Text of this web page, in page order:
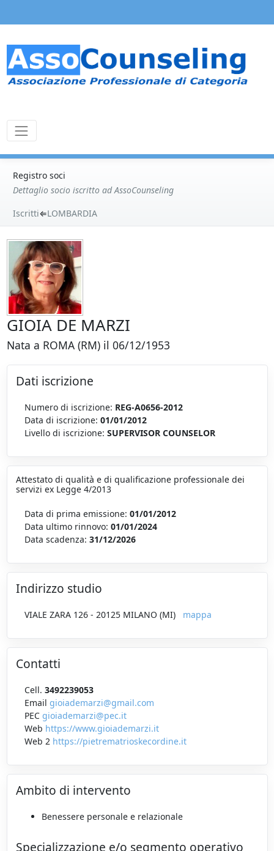
Registro soci
Dettaglio socio iscritto ad AssoCounseling
Iscritti⇐LOMBARDIA
GIOIA DE MARZI
Nata a ROMA (RM) il 06/12/1953
Dati iscrizione
Numero di iscrizione: REG-A0656-2012
Data di iscrizione: 01/01/2012
Livello di iscrizione: SUPERVISOR COUNSELOR
Attestato di qualità e di qualificazione professionale dei
servizi ex Legge 4/2013
Data di prima emissione: 01/01/2012
Data ultimo rinnovo: 01/01/2024
Data scadenza: 31/12/2026
Indirizzo studio
VIALE ZARA 126 - 20125 MILANO (MI) mappa
Contatti
Cell. 3492239053
Email gioiademarzi@gmail.com
PEC gioiademarzi@pec.it
Web https://www.gioiademarzi.it
Web 2 https://pietrematrioskecordine.it
Ambito di intervento
Benessere personale e relazionale
Specializzazione e/o segmento operativo